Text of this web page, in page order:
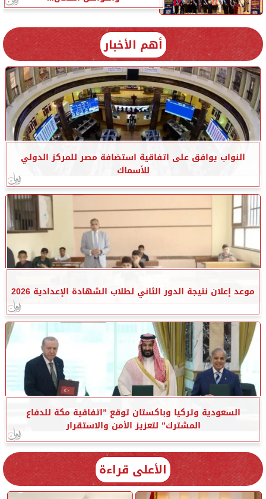
أهم الأخبار
النواب يوافق على اتفاقية استضافة مصر للمركز الدولي
للأسماك
موعد إعلان نتيجة الدور الثاني لطلاب الشهادة الإعدادية 2026
السعودية وتركيا وباكستان توقع ”اتفاقية مكة للدفاع
المشترك” لتعزيز الأمن والاستقرار
الأعلى قراءة